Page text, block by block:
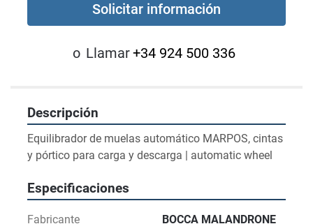
Solicitar información
o Llamar+34 924 500 336
Descripción
Equilibrador de muelas automático MARPOS, cintas
y pórtico para carga y descarga | automatic wheel
Especificaciones
Fabricante BOCCA MALANDRONE